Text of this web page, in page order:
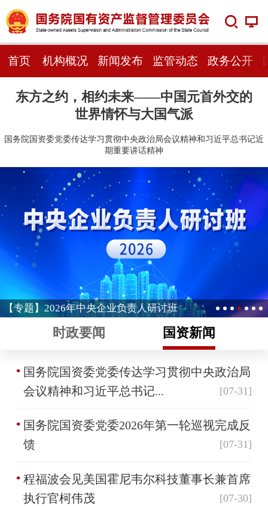
首页 机构概况 新闻发布 监管动态 政务公开
东方之约，相约未来——中国元首外交的
世界情怀与大国气派
国务院国资委党委传达学习贯彻中央政治局会议精神和习近平总书记近
期重要讲话精神
【专题】2026年中央企业负责人研讨班
时政要闻 国资新闻
国务院国资委党委传达学习贯彻中央政治局
会议精神和习近平总书记...
[07-31]
国务院国资委党委2026年第一轮巡视完成反
馈
[07-31]
程福波会见美国霍尼韦尔科技董事长兼首席
执行官柯伟茂
[07-30]